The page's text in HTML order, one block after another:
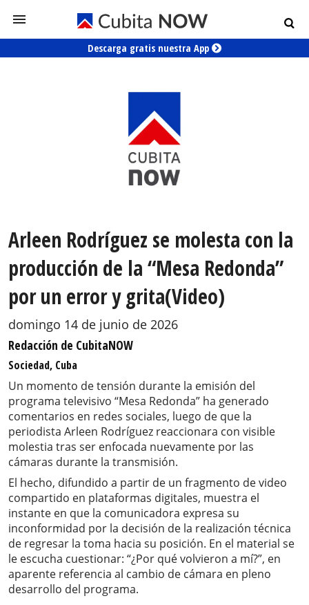
Descarga gratis nuestra App
Arleen Rodríguez se molesta con la
producción de la “Mesa Redonda”
por un error y grita(Video)
domingo 14 de junio de 2026
Redacción de CubitaNOW
Sociedad, Cuba
Un momento de tensión durante la emisión del
programa televisivo “Mesa Redonda” ha generado
comentarios en redes sociales, luego de que la
periodista Arleen Rodríguez reaccionara con visible
molestia tras ser enfocada nuevamente por las
cámaras durante la transmisión.
El hecho, difundido a partir de un fragmento de video
compartido en plataformas digitales, muestra el
instante en que la comunicadora expresa su
inconformidad por la decisión de la realización técnica
de regresar la toma hacia su posición. En el material se
le escucha cuestionar: “¿Por qué volvieron a mí?”, en
aparente referencia al cambio de cámara en pleno
desarrollo del programa.